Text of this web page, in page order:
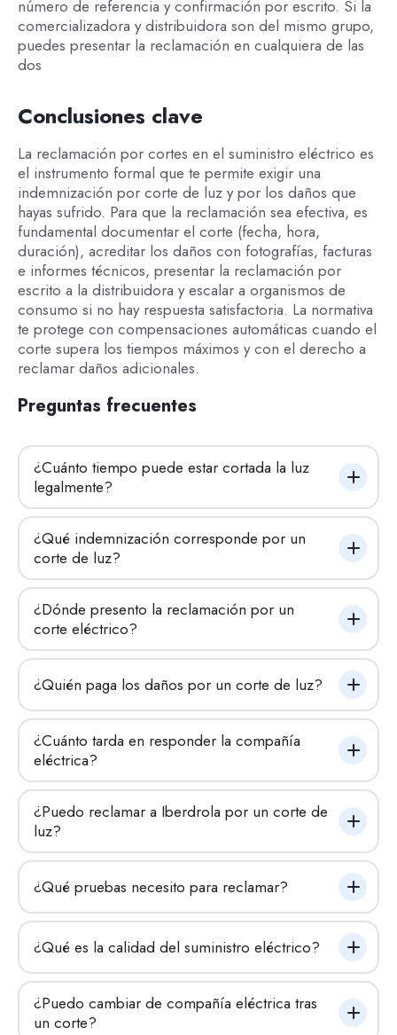
número de referencia y confirmación por escrito. Si la
comercializadora y distribuidora son del mismo grupo,
puedes presentar la reclamación en cualquiera de las
dos
Conclusiones clave
La reclamación por cortes en el suministro eléctrico es
el instrumento formal que te permite exigir una
indemnización por corte de luz y por los daños que
hayas sufrido. Para que la reclamación sea efectiva, es
fundamental documentar el corte (fecha, hora,
duración), acreditar los daños con fotografías, facturas
e informes técnicos, presentar la reclamación por
escrito a la distribuidora y escalar a organismos de
consumo si no hay respuesta satisfactoria. La normativa
te protege con compensaciones automáticas cuando el
corte supera los tiempos máximos y con el derecho a
reclamar daños adicionales.
Preguntas frecuentes
¿Cuánto tiempo puede estar cortada la luz
legalmente?
¿Qué indemnización corresponde por un
corte de luz?
¿Dónde presento la reclamación por un
corte eléctrico?
¿Quién paga los daños por un corte de luz?
¿Cuánto tarda en responder la compañía
eléctrica?
¿Puedo reclamar a Iberdrola por un corte de
luz?
¿Qué pruebas necesito para reclamar?
¿Qué es la calidad del suministro eléctrico?
¿Puedo cambiar de compañía eléctrica tras
un corte?